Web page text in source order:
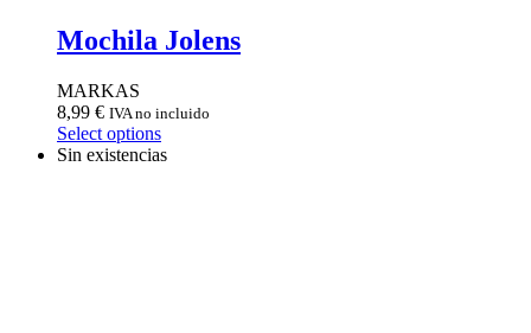
Mochila Jolens
MARKAS
8,99 € IVA no incluido
Select options
Sin existencias